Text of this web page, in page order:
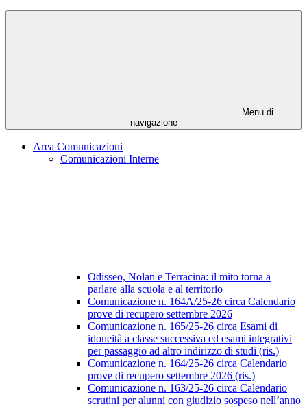
Menu di
navigazione
Area Comunicazioni
Comunicazioni Interne
Odisseo, Nolan e Terracina: il mito torna a
parlare alla scuola e al territorio
Comunicazione n. 164A/25-26 circa Calendario
prove di recupero settembre 2026
Comunicazione n. 165/25-26 circa Esami di
idoneità a classe successiva ed esami integrativi
per passaggio ad altro indirizzo di studi (ris.)
Comunicazione n. 164/25-26 circa Calendario
prove di recupero settembre 2026 (ris.)
Comunicazione n. 163/25-26 circa Calendario
scrutini per alunni con giudizio sospeso nell’anno